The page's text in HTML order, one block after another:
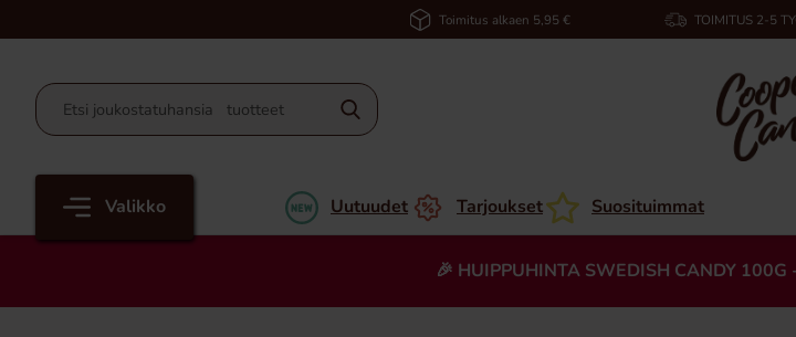
Toimitus alkaen 5,95 € TOIMITUS 2-5
Valikko Uutuudet Tarjoukset Suosituimmat
🎉 HUIPPUHINTA SWEDISH CANDY